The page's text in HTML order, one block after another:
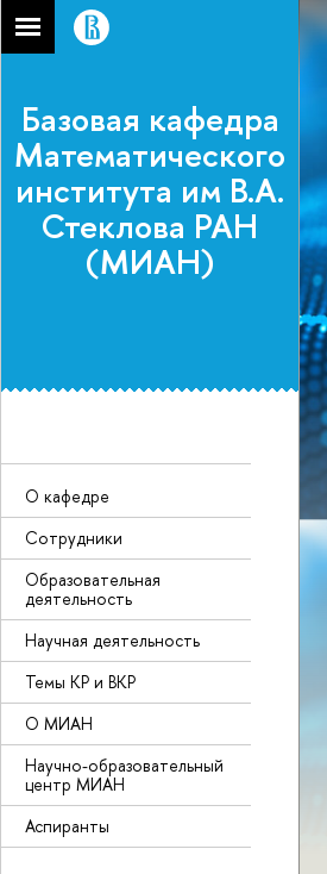
Базовая кафедра
Математического
института им В.А.
Стеклова РАН
(МИАН)
О кафедре
Сотрудники
Образовательная
деятельность
Научная деятельность
Темы КР и ВКР
О МИАН
Научно-образовательный
центр МИАН
Аспиранты